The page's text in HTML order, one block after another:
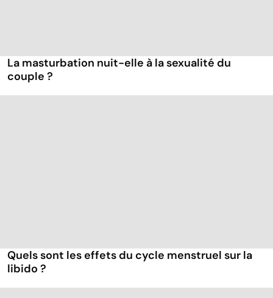
La masturbation nuit-elle à la sexualité du
couple ?
Quels sont les effets du cycle menstruel sur la
libido ?